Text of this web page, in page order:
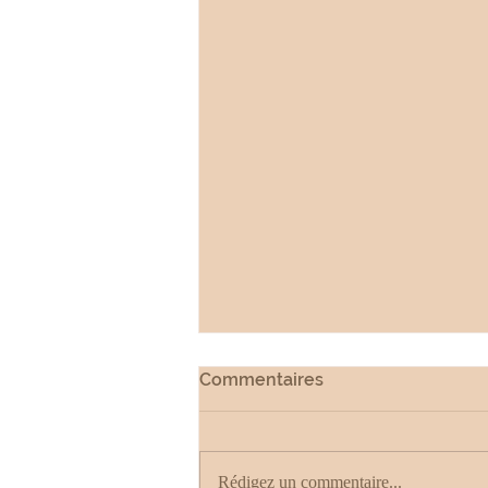
Commentaires
Rédigez un commentaire...